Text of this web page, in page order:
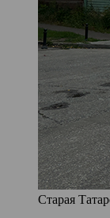
Старая